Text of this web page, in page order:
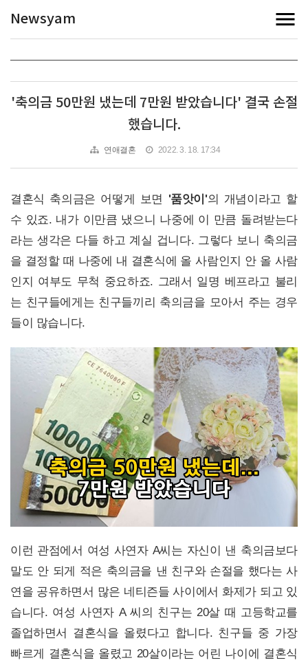
Newsyam
'축의금 50만원 냈는데 7만원 받았습니다' 결국 손절
했습니다.
연애결혼 2022. 3. 18. 17:34
결혼식 축의금은 어떻게 보면 '품앗이'의 개념이라고 할
수 있죠. 내가 이만큼 냈으니 나중에 이 만큼 돌려받는다
라는 생각은 다들 하고 계실 겁니다. 그렇다 보니 축의금
을 결정할 때 나중에 내 결혼식에 올 사람인지 안 올 사람
인지 여부도 무척 중요하죠. 그래서 일명 베프라고 불리
는 친구들에게는 친구들끼리 축의금을 모아서 주는 경우
들이 많습니다.
이런 관점에서 여성 사연자 A씨는 자신이 낸 축의금보다
말도 안 되게 적은 축의금을 낸 친구와 손절을 했다는 사
연을 공유하면서 많은 네티즌들 사이에서 화제가 되고 있
습니다. 여성 사연자 A 씨의 친구는 20살 때 고등학교를
졸업하면서 결혼식을 올렸다고 합니다. 친구들 중 가장
빠르게 결혼식을 올렸고 20살이라는 어린 나이에 결혼식